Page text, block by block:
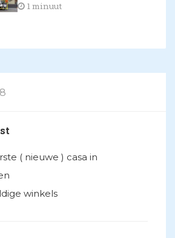
1 minuut
8
( nieuwe ) casa in
winkels